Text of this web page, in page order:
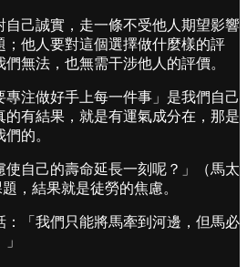
自己誠實，走一條不受他人期望影響
；他人要對這個選擇做什麼樣的評
無法，也無需干涉他人的評價。
注做好手上每一件事」是我們自己
的有結果，就是有運氣成分在，那是
的。
使自己的壽命延長一刻呢？」（馬太
，結果就是徒勞的焦慮。
：「我們只能將馬牽到河邊，但馬必